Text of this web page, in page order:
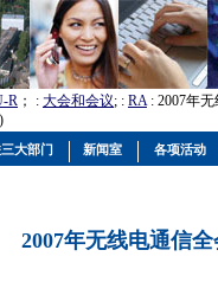
R ； : 大会和会议; : RA: 2007年
2007年无线电通信
大部门 新闻室 各项活动